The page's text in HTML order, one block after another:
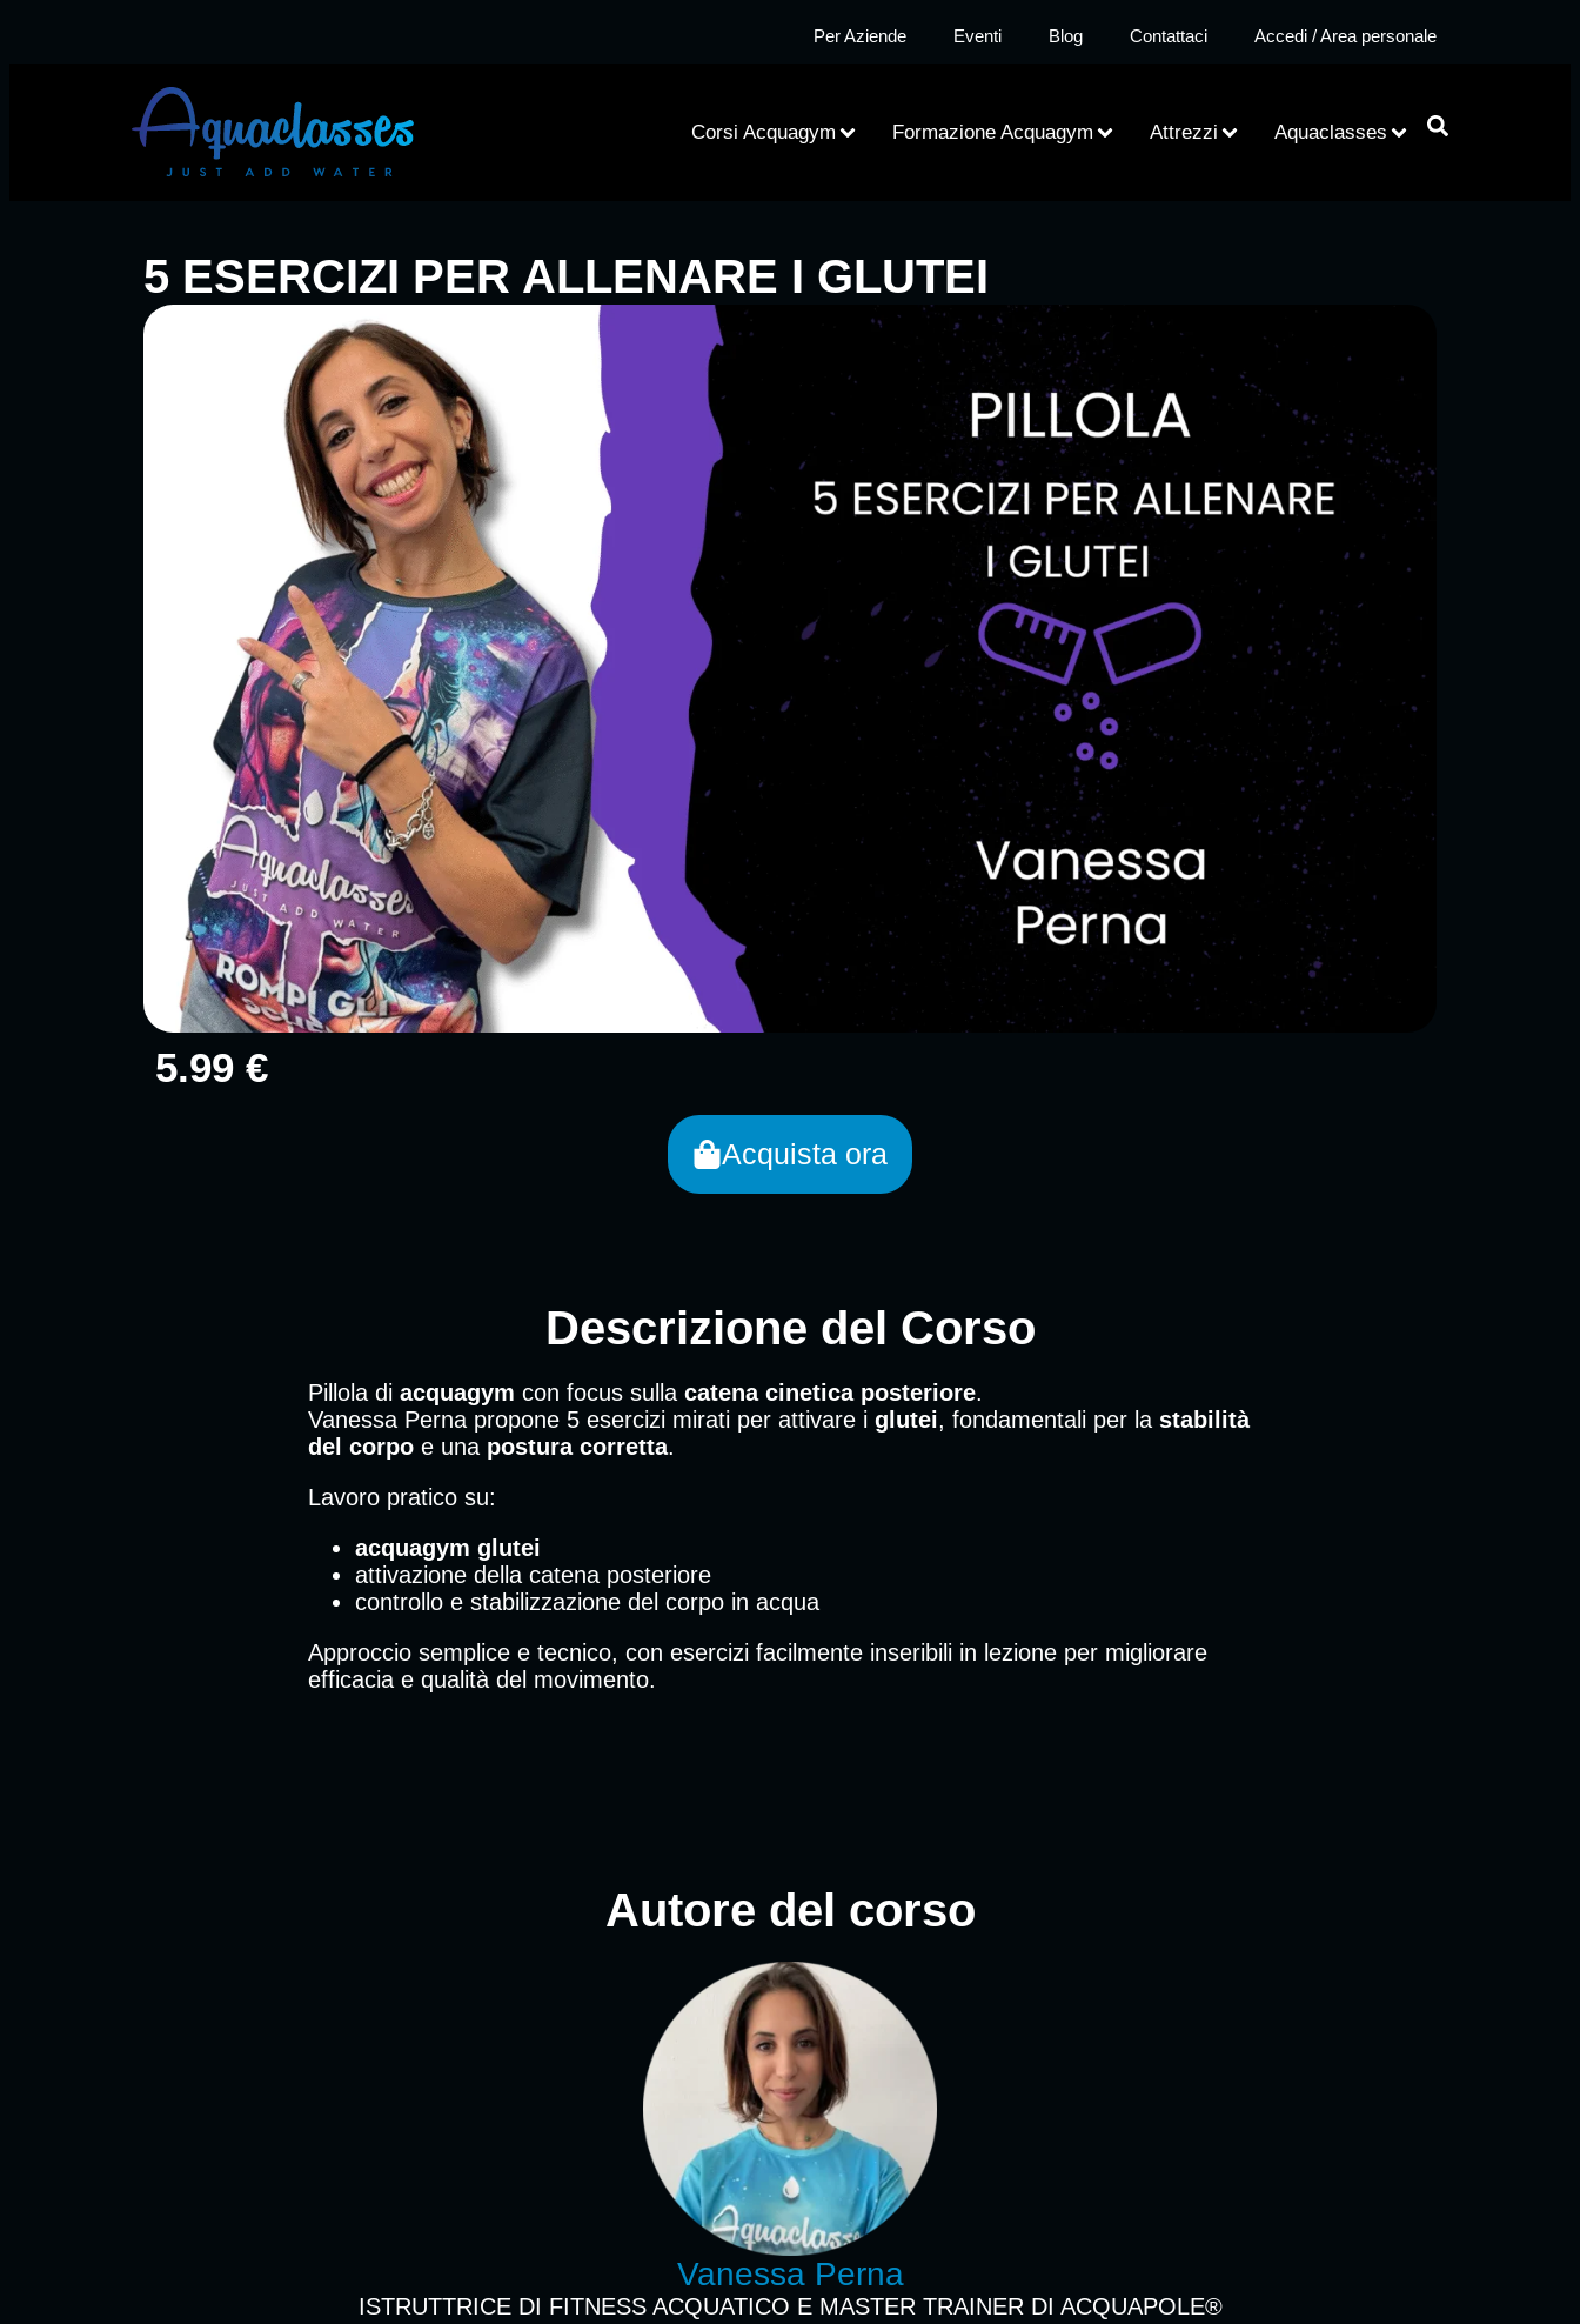
Per Aziende Eventi Blog Contattaci Accedi / Area personale
Corsi Acquagym Formazione Acquagym Attrezzi Aquaclasses
5 ESERCIZI PER ALLENARE I GLUTEI
5.99 €
Acquista ora
Descrizione del Corso
Pillola di acquagym con focus sulla catena cinetica posteriore.
Vanessa Perna propone 5 esercizi mirati per attivare i glutei, fondamentali per la stabilità
del corpo e una postura corretta.
Lavoro pratico su:
acquagym glutei
attivazione della catena posteriore
controllo e stabilizzazione del corpo in acqua
Approccio semplice e tecnico, con esercizi facilmente inseribili in lezione per migliorare
efficacia e qualità del movimento.
Autore del corso
Vanessa Perna
ISTRUTTRICE DI FITNESS ACQUATICO E MASTER TRAINER DI ACQUAPOLE®